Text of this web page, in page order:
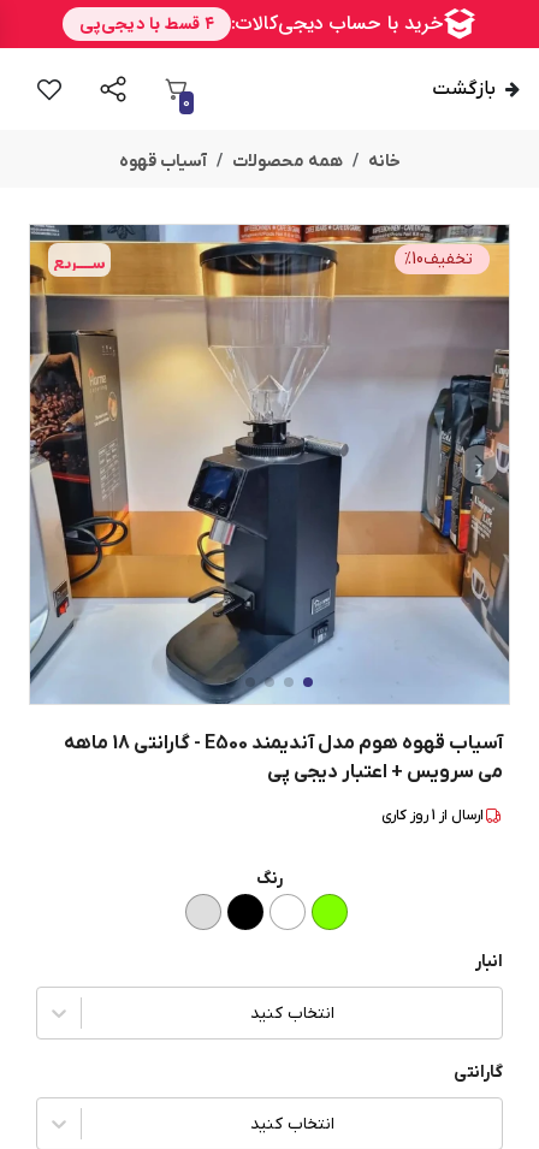
بازگشت
0
خانه همه محصولات آسیاب قهوه
ســــریع تخفیف %10
آسیاب قهوه هوم مدل آندیمند E500 - گارانتی 18 ماهه
می سرویس + اعتبار دیجی پی
ارسال از 1روز کاری
رنگ
انبار
انتخاب کنید
گارانتی
انتخاب کنید